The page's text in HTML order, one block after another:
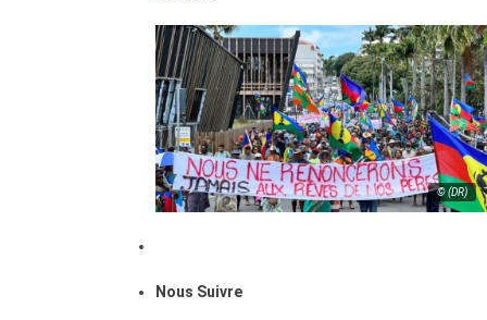
© (DR)
Nous Suivre